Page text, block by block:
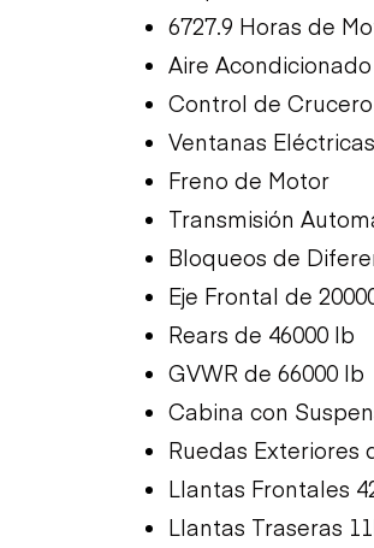
6727.9 Horas de
Aire Acondicionado
Control de Crucero
Ventanas Eléctricas
Freno de Motor
Transmisión
Bloqueos de
Eje Frontal de
Rears de 46000 lb
GVWR de 66000 lb
Cabina con
Ruedas Exteriores
Llantas Frontales
Llantas Traseras